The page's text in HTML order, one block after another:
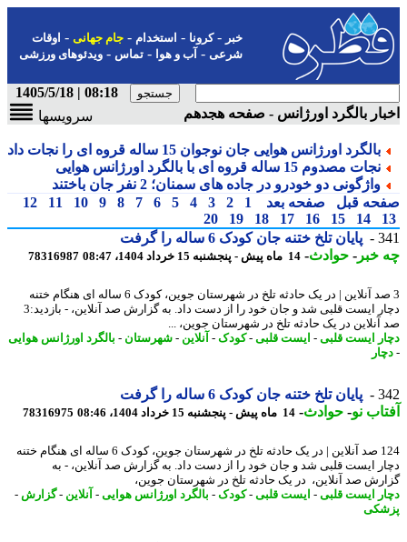
-کرونا-استخدام- جام جهانی-اوقات
شرعی-آب و هوا-تماس-ویدئوهای ورزشی
08:18 | 1405/5/18
بالگرد اورژانس - صفحه هجدهم
سرویسها
بالگرد اورژانس هوایی جان نوجوان 15 ساله قروه ای را نجات داد
نجات مصدوم 15 ساله قروه ای با بالگرد اورژانس هوایی
واژگونی دو خودرو در جاده های سمنان؛ 2 نفر جان باختند
قبل صفحه بعد 1
2
3
4
5
6
7
8
9
10
11
12
14
15
16
17
18
19
20
پایان تلخ ختنه جان کودک 6 ساله را گرفت
خبر -حوادث -14 ماه پیش - پنجشنبه 15 خرداد 1404، 08:47 78316987
3 صد آنلاین | در یک حادثه تلخ در شهرستان جوین، کودک 6 ساله ای هنگام ختنه
دچار ایست قلبی شد و جان خود را از دست داد. به گزارش صد آنلاین، - بازدید:3
در یک حادثه تلخ در شهرستان جوین، ...
ایست قلبی-ایست قلبی-کودک-آنلاین-شهرستان-بالگرد اورژانس هوایی
پایان تلخ ختنه جان کودک 6 ساله را گرفت
نو- حوادث -14 ماه پیش - پنجشنبه 15 خرداد 1404، 08:46 78316975
124 صد آنلاین | در یک حادثه تلخ در شهرستان جوین، کودک 6 ساله ای هنگام ختنه
ایست قلبی شد و جان خود را از دست داد. به گزارش صد آنلاین، - به
صد آنلاین، در یک حادثه تلخ در شهرستان جوین،
ایست قلبی-ایست قلبی-کودک-بالگرد اورژانس هوایی- آنلاین-گزارش -